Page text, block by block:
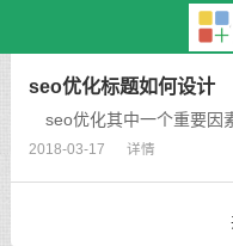
> 异地
seo优化标题如何设计
seo优化其中一个重要因
2018-03-17 详情